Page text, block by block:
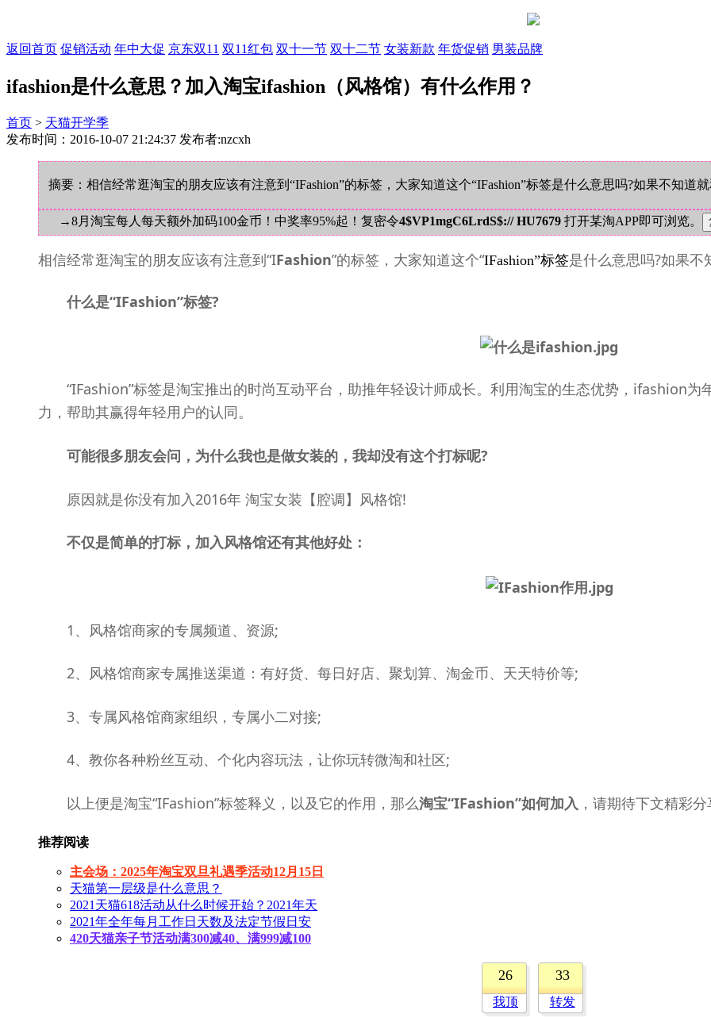
返回首页 促销活动 年中大促 京东双11 双11红包 双十一节 双十二节 女装新款 年货促销 男装品牌
ifashion是什么意思？加入淘宝ifashion（风格馆）有什么作用？
首页 > 天猫开学季
发布时间：2016-10-07 21:24:37 发布者:nzcxh
摘要：相信经常逛淘宝的朋友应该有注意到“IFashion”的标签，大家知道这个“IFashion”标签是什么意思吗?如果不知道
→8月淘宝每人每天额外加码100金币！中奖率95%起！复密令4$VP1mgC6LrdS$:// HU7679 打开某淘APP即可浏览。
相信经常逛淘宝的朋友应该有注意到“IFashion”的标签，大家知道这个“IFashion”标签是什么意思吗?如果
什么是“IFashion”标签?
“IFashion”标签是淘宝推出的时尚互动平台，助推年轻设计师成长。利用淘宝的生态优势，ifashion为
力，帮助其赢得年轻用户的认同。
可能很多朋友会问，为什么我也是做女装的，我却没有这个打标呢?
原因就是你没有加入2016年 淘宝女装【腔调】风格馆!
不仅是简单的打标，加入风格馆还有其他好处：
1、风格馆商家的专属频道、资源;
2、风格馆商家专属推送渠道：有好货、每日好店、聚划算、淘金币、天天特价等;
3、专属风格馆商家组织，专属小二对接;
4、教你各种粉丝互动、个化内容玩法，让你玩转微淘和社区;
以上便是淘宝“IFashion”标签释义，以及它的作用，那么淘宝“IFashion”如何加入 ，请期待下文精彩
推荐阅读
主会场：2025年淘宝双旦礼遇季活动12月15日
天猫第一层级是什么意思？
2021天猫618活动从什么时候开始？2021年天
2021年全年每月工作日天数及法定节假日安
420天猫亲子节活动满300减40、满999减100
26
我顶
33
转发